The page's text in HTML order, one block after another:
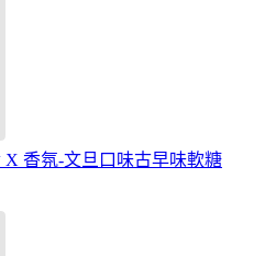
X 香氛-文旦口味古早味軟糖